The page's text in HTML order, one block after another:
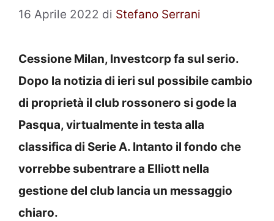
16 Aprile 2022 di Stefano Serrani
Cessione Milan, Investcorp fa sul serio.
Dopo la notizia di ieri sul possibile cambio
di proprietà il club rossonero si gode la
Pasqua, virtualmente in testa alla
classifica di Serie A. Intanto il fondo che
vorrebbe subentrare a Elliott nella
gestione del club lancia un messaggio
chiaro.